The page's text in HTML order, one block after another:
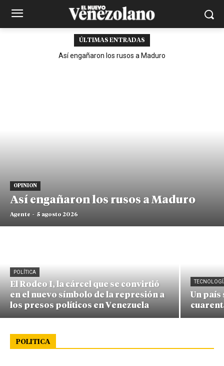
ÚLTIMAS ENTRADAS
Así engañaron los rusos a Maduro
OPINION
Así engañaron los rusos a Maduro
Agente - 5 agosto 2026
POLÍTICA
El Rodeo I, la cárcel que se convirtió
en el nuevo símbolo de la represión a
los presos políticos en Venezuela
Un país
POLITICA